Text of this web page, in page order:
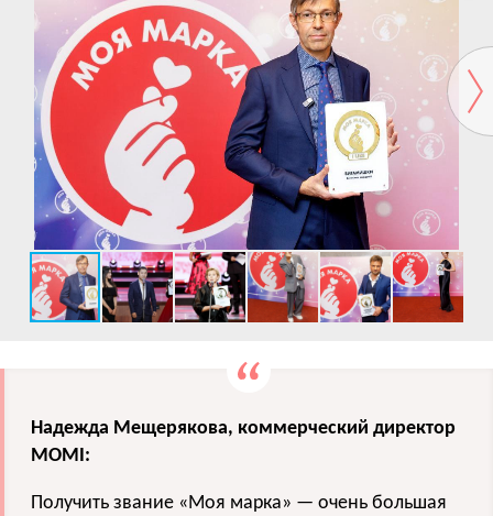
Надежда Мещерякова, коммерческий директор
MOMI:
Получить звание «Моя марка» — очень большая